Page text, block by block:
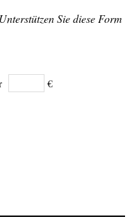
Sie diese Form
€